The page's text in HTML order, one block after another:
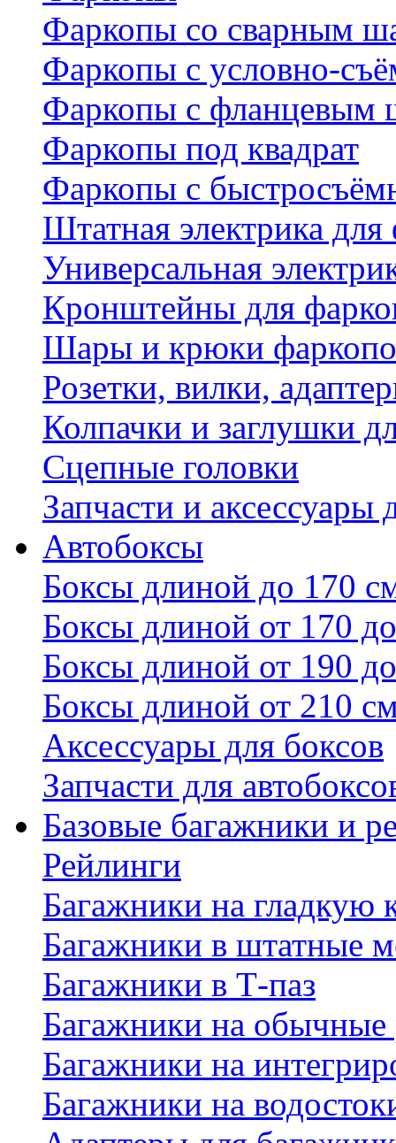
Фаркопы со сварным
Фаркопы с условно-
Фаркопы с фланцевым
Фаркопы под квадрат
Фаркопы с
Штатная электрика
Универсальная
Кронштейны для
Шары и крюки
Розетки, вилки,
Колпачки и заглушки
Сцепные головки
Запчасти и аксессуары
Автобоксы
Боксы длиной до 170
Боксы длиной от 170
Боксы длиной от 190
Боксы длиной от 210
Аксессуары для боксов
Запчасти для
Базовые багажники и
Рейлинги
Багажники на гладкую
Багажники в штатные
Багажники в Т-паз
Багажники на обычные
Багажники на
Багажники на